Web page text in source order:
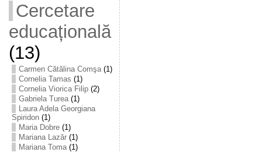
Cercetare
educațională
(13)
Carmen Cătălina Comşa(1)
Cornelia Tamas (1)
Cornelia Viorica Filip(2)
Gabriela Turea(1)
Laura Adela Georgiana
Spiridon(1)
Maria Dobre(1)
Mariana Lazăr(1)
Mariana Toma(1)